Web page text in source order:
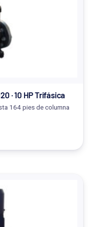
· 10 HP Trifásica
164 pies de columna